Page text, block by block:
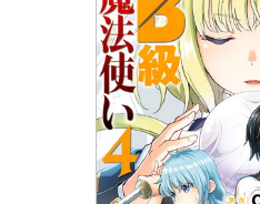
会社情報
スクウェア・エニックス サイト内検索